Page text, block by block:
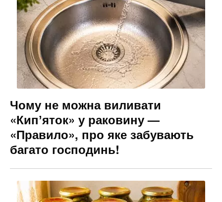
Чому не можна виливати
«Кипʼяток» у раковину —
«Правило», про яке забувають
багато господинь!